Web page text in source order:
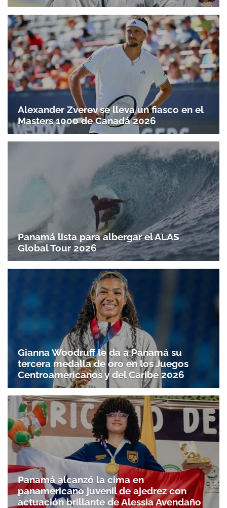
Alexander Zverev se lleva un fiasco en el
Masters 1000 de Canadá 2026
Panamá lista para albergar el ALAS
Global Tour 2026
Gianna Woodruff le da a Panamá su
tercera medalla de oro en los Juegos
Centroamericanos y del Caribe 2026
Panamá alcanzó la cima en
panamericano juvenil de ajedrez con
actuación brillante de Alessia Avendaño